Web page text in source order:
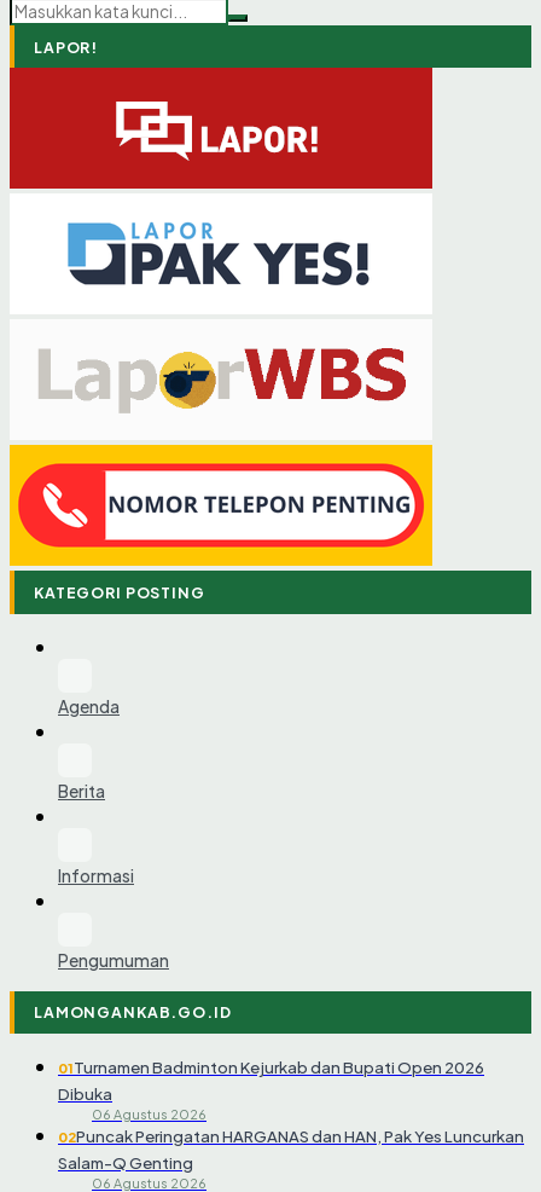
LAPOR!
KATEGORI POSTING
Agenda
Berita
Informasi
Pengumuman
LAMONGANKAB.GO.ID
01Turnamen Badminton Kejurkab dan Bupati Open 2026
Dibuka
06 Agustus 2026
02Puncak Peringatan HARGANAS dan HAN, Pak Yes Luncurkan
Salam-Q Genting
06 Agustus 2026